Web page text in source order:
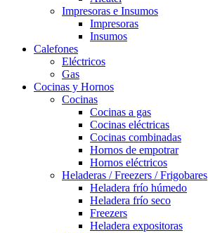
Impresoras e Insumos
Impresoras
Insumos
Calefones
Eléctricos
Gas
Cocinas y Hornos
Cocinas
Cocinas a gas
Cocinas eléctricas
Cocinas combinadas
Hornos de empotrar
Hornos eléctricos
Heladeras / Freezers / Frigobares
Heladera frío húmedo
Heladera frío seco
Freezers
Heladera expositoras